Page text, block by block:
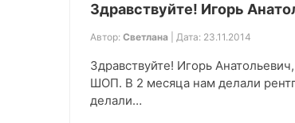
Здравствуйте! Игорь
Автор: Светлана | Дата: 23.11.2014
Здравствуйте! Игорь
ШОП. В 2 месяца нам делали
делали…